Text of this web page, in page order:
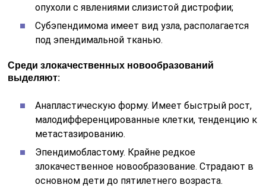
опухоли с явлениями слизистой дистрофии;
Субэпендимома имеет вид узла, располагается
под эпендимальной тканью.
Среди злокачественных новообразований
выделяют:
Анапластическую форму. Имеет быстрый рост,
малодифференцированные клетки, тенденцию к
метастазированию.
Эпендимобластому. Крайне редкое
злокачественное новообразование. Страдают в
основном дети до пятилетнего возраста.